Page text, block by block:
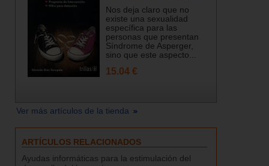
Nos deja claro que no
existe una sexualidad
específica para las
personas que presentan
Síndrome de Asperger,
sino que este aspecto...
15.04 €
Ver más artículos de la tienda
ARTÍCULOS RELACIONADOS
Ayudas informáticas para la estimulación del